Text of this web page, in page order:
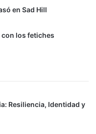
en Sad Hill
los fetiches
Resiliencia, Identidad y